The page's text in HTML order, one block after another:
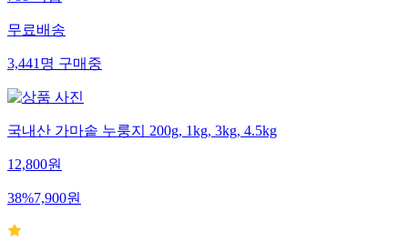
788적립
무료배송
3,441명구매중
국내산 가마솥 누룽지 200g, 1kg, 3kg, 4.5kg
12,800원
38%7,900원